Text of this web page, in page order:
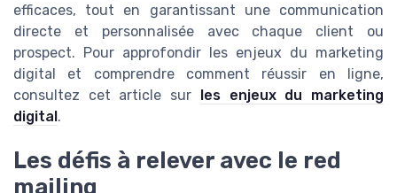
efficaces, tout en garantissant une communication
directe et personnalisée avec chaque client ou
prospect. Pour approfondir les enjeux du marketing
digital et comprendre comment réussir en ligne,
consultez cet article sur les enjeux du marketing
digital.
Les défis à relever avec le red
mailing